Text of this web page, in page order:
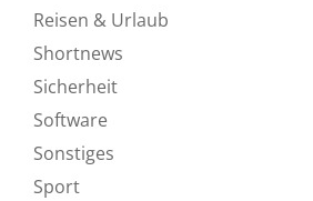
Reisen & Urlaub
Shortnews
Sicherheit
Software
Sonstiges
Sport